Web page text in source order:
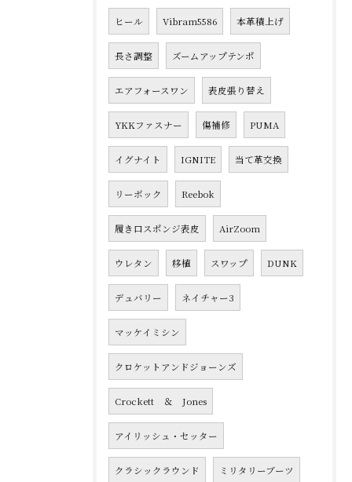
ヒール Vibram5586 本革積上げ
長さ調整 ズームアップテンポ
エアフォースワン 表皮張り替え
YKKファスナー 傷補修 PUMA
イグナイト IGNITE 当て革交換
リーボック Reebok
履き口スポンジ表皮 AirZoom
ウレタン 移植 スワップ DUNK
デュバリー ネイチャー3
マッケイミシン
クロケットアンドジョーンズ
Crockett ＆ Jones
アイリッシュ・セッター
クラシックラウンド ミリタリーブーツ